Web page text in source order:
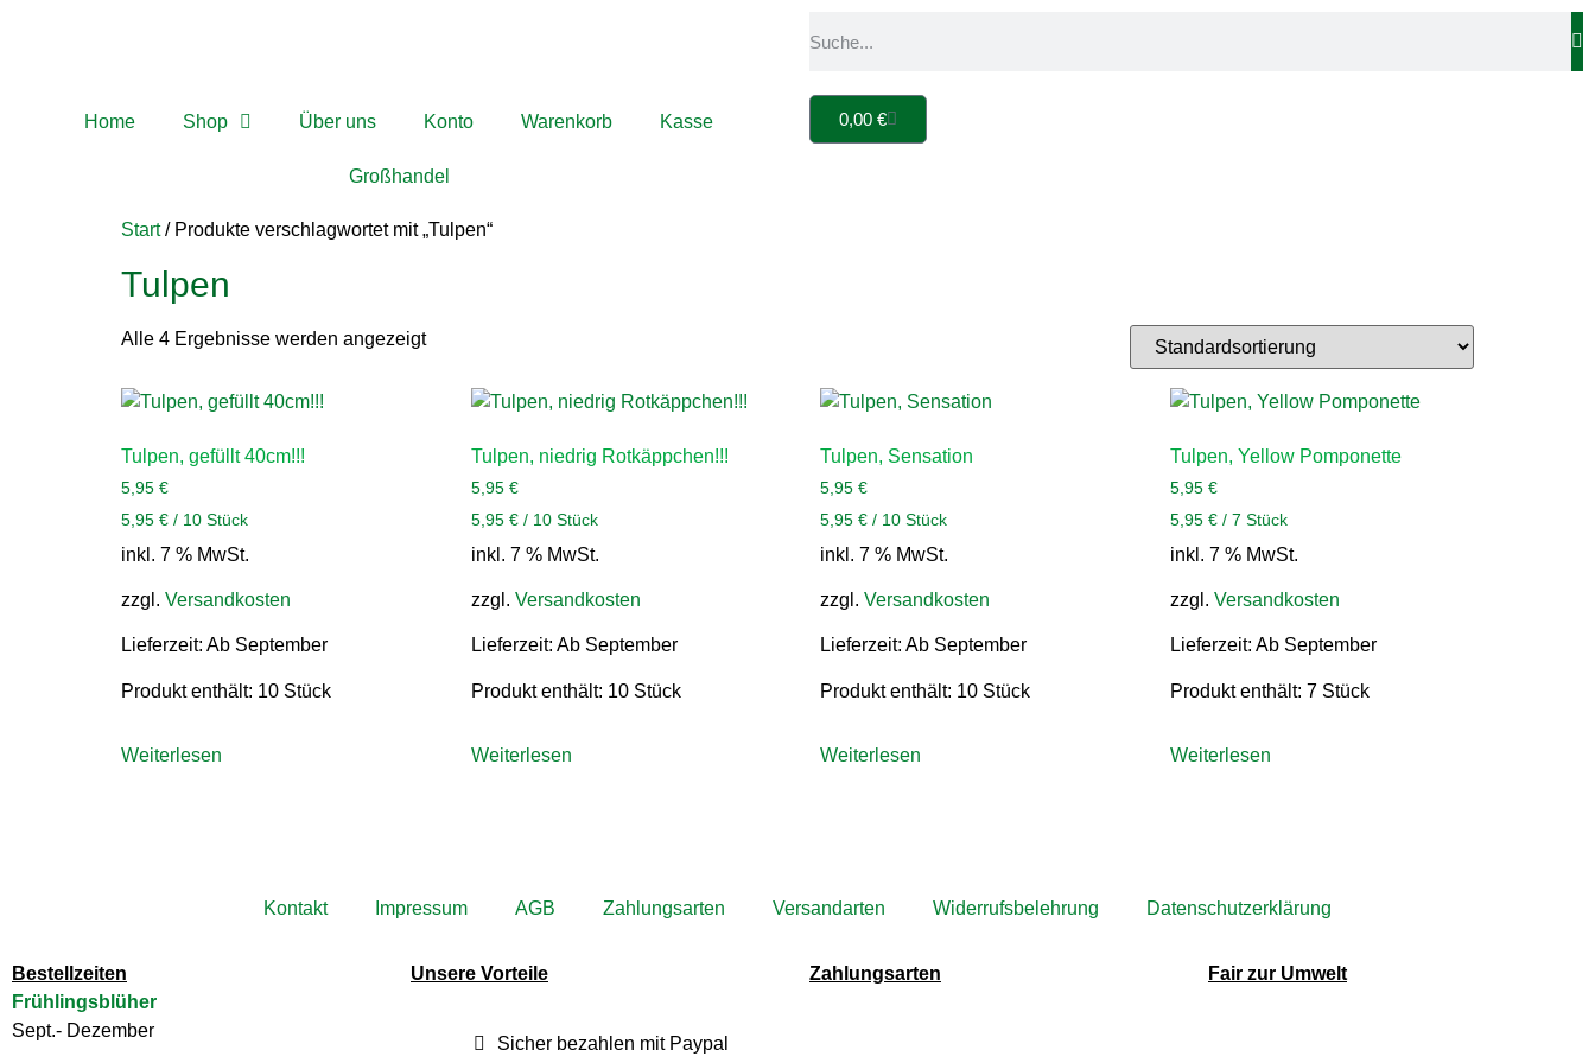
Home Shop Über uns Konto Warenkorb Kasse
Großhandel
0,00 €
Start/ Produkte verschlagwortet mit „Tulpen“
Tulpen
Alle 4 Ergebnisse werden angezeigt
Tulpen, gefüllt 40cm!!!
5,95 €
5,95 € / 10 Stück
inkl. 7 % MwSt.
zzgl. Versandkosten
Lieferzeit: Ab September
Produkt enthält: 10 Stück
Weiterlesen
Tulpen, niedrig Rotkäppchen!!!
5,95 €
5,95 €/ 10 Stück
inkl. 7 % MwSt.
zzgl. Versandkosten
Lieferzeit: Ab September
Produkt enthält: 10 Stück
Weiterlesen
Tulpen, Sensation
5,95€
5,95€ / 10 Stück
inkl. 7 % MwSt.
zzgl.Versandkosten
Lieferzeit:Ab September
Produkt enthält: 10 Stück
Weiterlesen
Tulpen, Yellow Pomponette
5,95€
5,95€ /7 Stück
inkl. 7 % MwSt.
zzgl.Versandkosten
Lieferzeit:Ab September
Produkt enthält: 7 Stück
Weiterlesen
Kontakt Impressum AGB Zahlungsarten Versandarten Widerrufsbelehrung Datenschutzerklärung
Bestellzeiten
Frühlingsblüher
Sept.- Dezember
Unsere Vorteile
Sicher bezahlen mit Paypal
Zahlungsarten Fair zur Umwelt